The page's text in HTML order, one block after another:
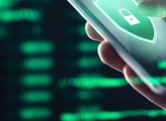
UNIBL, odnosno naši
angažman u kompanijama
smještene u NTP – istakao je
rektor Univerziteta u Banjaluci
Nikola Dragović, direktor
parka Republike Srpske, najavio
RTRS, još neke novine.
REKLAMA
Cilj je da u 2024. godini broj
na preko 2.000, i da ukupan
bude preko 70 mil EUR–